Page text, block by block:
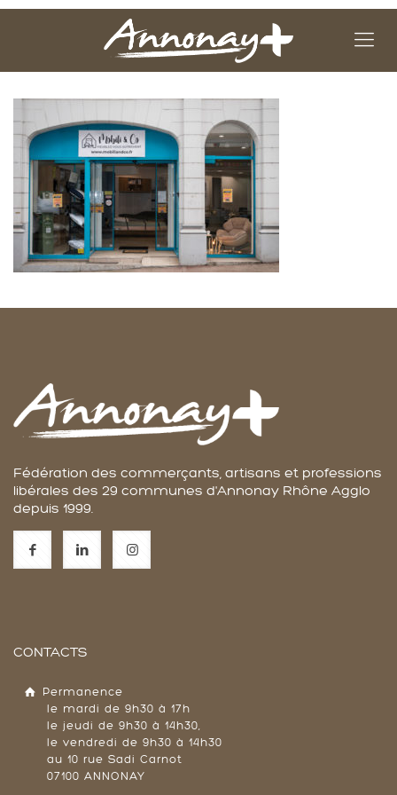
Fédération des commerçants, artisans et professions
libérales des 29 communes d'Annonay Rhône Agglo
depuis 1999.
CONTACTS
Permanence
le mardi de 9h30 à 17h
le jeudi de 9h30 à 14h30,
le vendredi de 9h30 à 14h30
au 10 rue Sadi Carnot
07100 ANNONAY